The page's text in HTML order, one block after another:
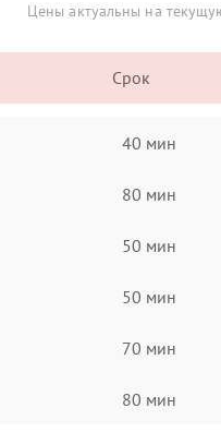
Цены актуальны на
Срок
40 мин
80 мин
50 мин
50 мин
70 мин
80 мин